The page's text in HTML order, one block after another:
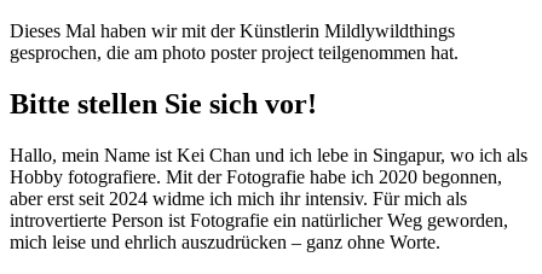
Dieses Mal haben wir mit der Künstlerin Mildlywildthings
gesprochen, die am photo poster project teilgenommen hat.
Bitte stellen Sie sich vor!
Hallo, mein Name ist Kei Chan und ich lebe in Singapur, wo ich als
Hobby fotografiere. Mit der Fotografie habe ich 2020 begonnen,
aber erst seit 2024 widme ich mich ihr intensiv. Für mich als
introvertierte Person ist Fotografie ein natürlicher Weg geworden,
mich leise und ehrlich auszudrücken – ganz ohne Worte.